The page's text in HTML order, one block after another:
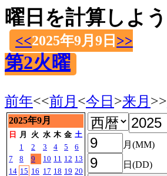
曜日を計算しよう
<<2025年9月9日 >>
第2火曜
前年<<前月 <今日 >来月 >>
2025年9月
日 月 火 水 木 金 土
1
2 3 4 5
6
7
8 9 10 11 12 13
14 15 16 17 18 19 20
月(MM)
日(DD)